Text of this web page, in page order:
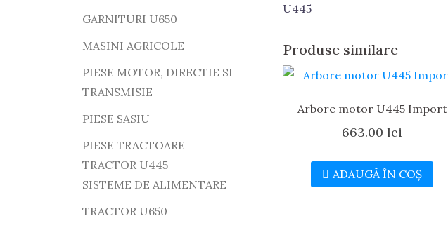
U445
Produse similare
Arbore motor U445 Import
663.00lei
ADAUGĂ ÎN COȘ
GARNITURI U650
MASINI AGRICOLE
PIESE MOTOR, DIRECTIE SI
TRANSMISIE
PIESE SASIU
PIESE TRACTOARE
TRACTOR U445
SISTEME DE ALIMENTARE
TRACTOR U650